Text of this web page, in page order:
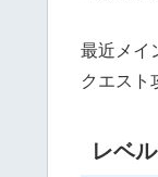
最近メイ
クエスト
レベ